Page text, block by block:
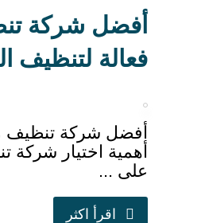
فعالة لتنظيف
أفضل شركة تنظيف
أهمية اختيار
على ...
اقرأ اكثر